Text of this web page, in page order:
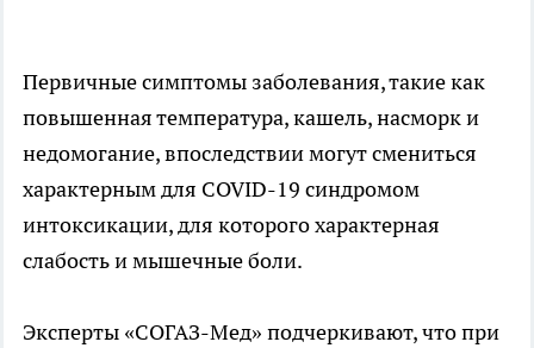
Первичные симптомы заболевания, такие как
повышенная температура, кашель, насморк и
недомогание, впоследствии могут смениться
характерным для COVID-19 синдромом
интоксикации, для которого характерная
слабость и мышечные боли.
Эксперты «СОГАЗ-Мед» подчеркивают, что при